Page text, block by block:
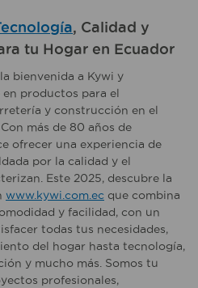
, Calidad y
tu Hogar en Ecuador
bienvenida a Kywi y
productos para el
y construcción en el
Con más de 80 años de
ofrecer una experiencia de
por la calidad y el
Este 2025, descubre la
www.kywi.com.ec que combina
y facilidad, con un
todas tus necesidades,
del hogar hasta tecnología,
y mucho más. Somos tu
profesionales,